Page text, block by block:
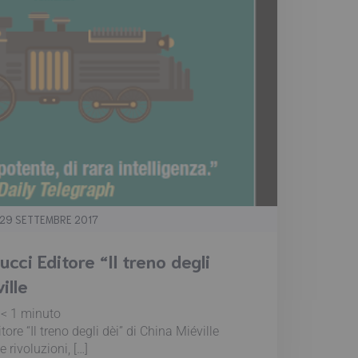
29 SETTEMBRE 2017
Editore “Il treno degli
< 1 minuto
“Il treno degli dèi” di China Miéville
rivoluzioni, […]